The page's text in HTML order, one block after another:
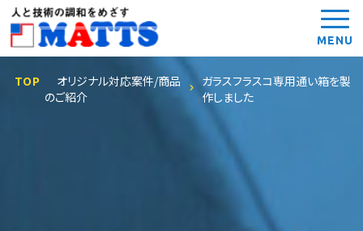
MENU
TOP
オリジナル対応案件/商品
のご紹介
ガラスフラスコ専用通い箱を製
作しました